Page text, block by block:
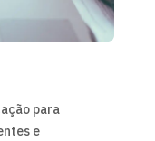
para
e